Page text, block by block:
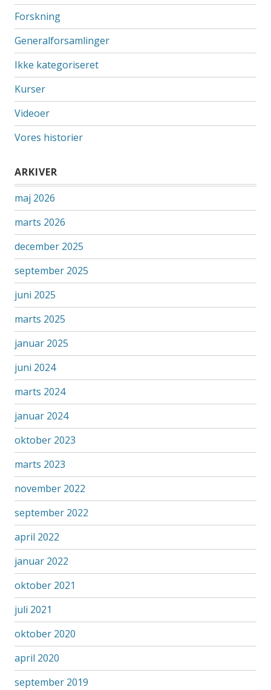
Forskning
Generalforsamlinger
Ikke kategoriseret
Kurser
Videoer
Vores historier
ARKIVER
maj 2026
marts 2026
december 2025
september 2025
juni 2025
marts 2025
januar 2025
juni 2024
marts 2024
januar 2024
oktober 2023
marts 2023
november 2022
september 2022
april 2022
januar 2022
oktober 2021
juli 2021
oktober 2020
april 2020
september 2019